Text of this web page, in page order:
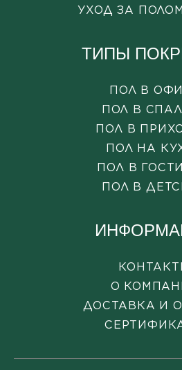
УХОД ЗА ПОЛОМ
ТИПЫ
ПОЛ В
ПОЛ В
ПОЛ В
ПОЛ НА
ПОЛ В
ПОЛ В
О
ДОСТАВКА И